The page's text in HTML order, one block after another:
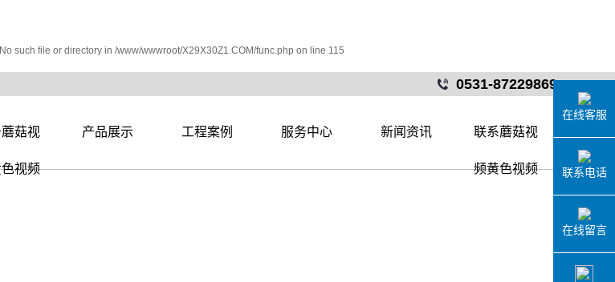
such file or directory in /www/wwwroot/X29X30Z1.COM/func.php on line 115
0531-87229869
菇视
视频
简介
产品展示 工程案例 服务中心 新闻资讯 联系蘑菇视
频黄色视频
在线客服
联系电话
在线留言